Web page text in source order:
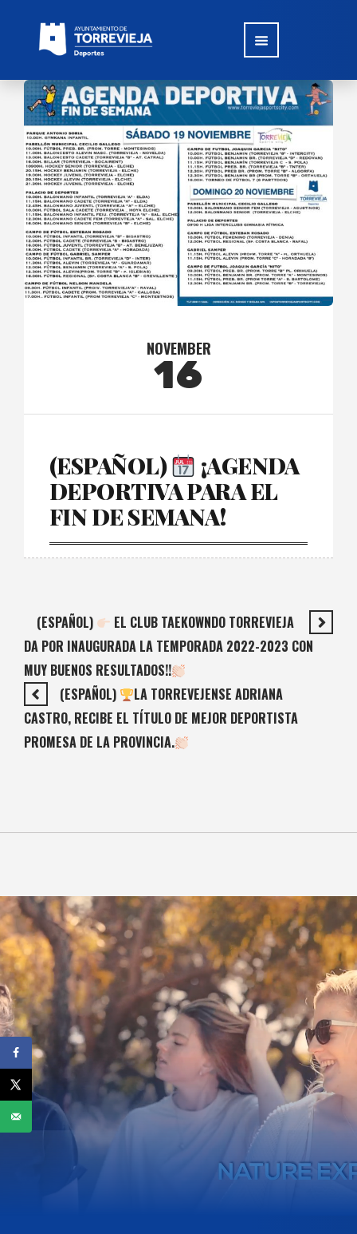
NOVEMBER
16
(ESPAÑOL)
¡AGENDA
DEPORTIVA PARA EL
FIN DE SEMANA!
(ESPAÑOL)
EL CLUB TAEKOWNDO TORREVIEJA
DA POR INAUGURADA LA TEMPORADA 2022-2023 CON
MUY BUENOS RESULTADOS!!
(ESPAÑOL)
LA TORREVEJENSE ADRIANA
CASTRO, RECIBE EL TÍTULO DE MEJOR DEPORTISTA
PROMESA DE LA PROVINCIA.